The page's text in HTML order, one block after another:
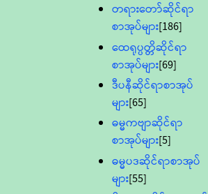
တရားတော်ဆိုင်ရာ
စာအုပ်များ[186]
ထေရုပ္ပတ္တိဆိုင်ရာ
စာအုပ်များ[69]
ဒီပနီဆိုင်ရာစာအုပ်
များ[65]
ဓမ္မကဗျာဆိုင်ရာ
စာအုပ်များ[5]
ဓမ္မပဒဆိုင်ရာစာအုပ်
များ[55]